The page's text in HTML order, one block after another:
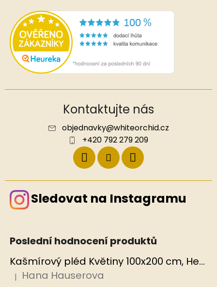
Kontaktujte nás
objednavky@whiteorchid.cz
+420 792 279 209
Sledovat na Instagramu
Poslední hodnocení produktů
Kašmírový pléd Květiny 100x200 cm, Hedvábný svět
Hodnocení produktu je 5 z 5 hvězdiček.
| Hana Hauserova